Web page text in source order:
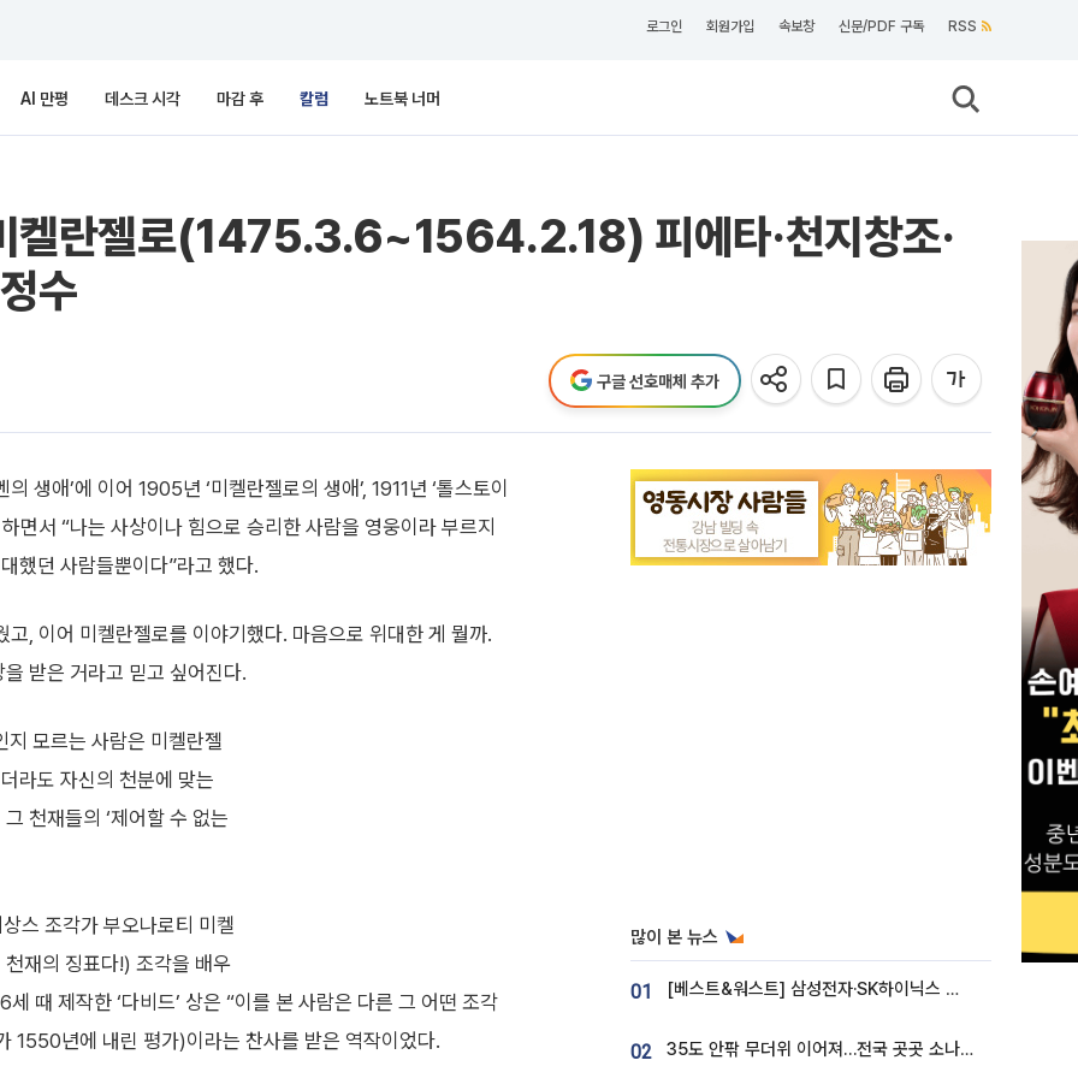
로그인 회원가입 속보창 신문/PDF 구독 RSS
AI 만평 데스크 시각 마감 후 칼럼 노트북 너머
켈란젤로(1475.3.6~1564.2.18) 피에타·천지창조·
수
구글 선호매체 추가
애’에 이어 1905년 ‘미켈란젤로의 생애’, 1911년 ‘톨스토이
면서 “나는 사상이나 힘으로 승리한 사람을 영웅이라 부르지
했던 사람들뿐이다”라고 했다.
고, 이어 미켈란젤로를 이야기했다. 마음으로 위대한 게 뭘까.
받은 거라고 믿고 싶어진다.
지 모르는 사람은 미켈란젤
라도 자신의 천분에 맞는
천재들의 ‘제어할 수 없는
스 조각가 부오나로티 미켈
재의 징표다!) 조각을 배우
때 제작한 ‘다비드’ 상은 “이를 본 사람은 다른 그 어떤 조각
1550년에 내린 평가)이라는 찬사를 받은 역작이었다.
많이 본 뉴스
01 [베스트&워스트] 삼성전자·SK하이닉스 밀린 한 주…상상인증권은 85% 급등
02 35도 안팎 무더위 이어져…전국 곳곳 소나기 [오늘 날씨]